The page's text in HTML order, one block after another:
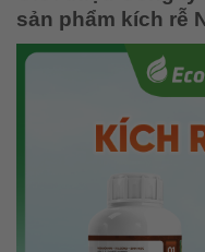
sản phẩm kích rễ